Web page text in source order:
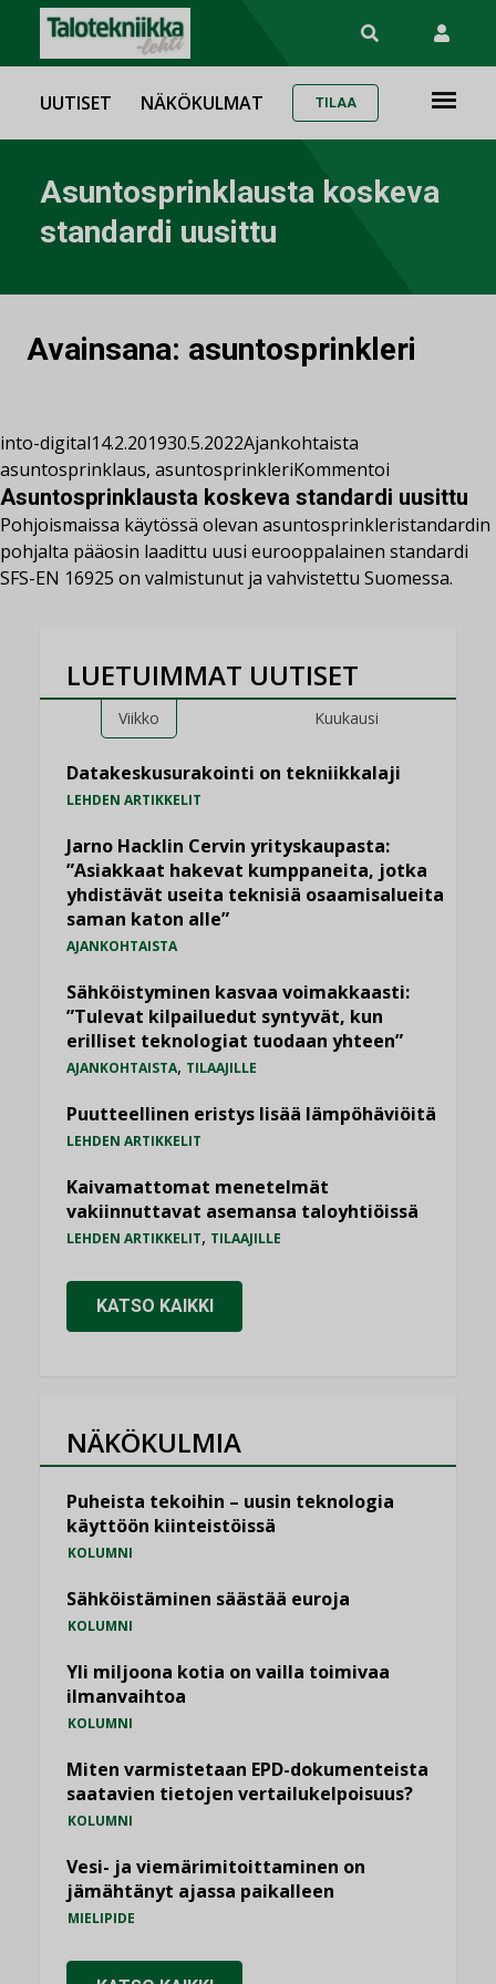
UUTISET NÄKÖKULMAT TILAA
Asuntosprinklausta koskeva
standardi uusittu
Avainsana: asuntosprinkleri
into-digital14.2.201930.5.2022Ajankohtaista
asuntosprinklaus, asuntosprinkleriKommentoi
Asuntosprinklausta koskeva standardi uusittu
Pohjoismaissa käytössä olevan asuntosprinkleristandardin
pohjalta pääosin laadittu uusi eurooppalainen standardi
SFS-EN 16925 on valmistunut ja vahvistettu Suomessa.
LUETUIMMAT UUTISET
Viikko Kuukausi
Datakeskusurakointi on tekniikkalaji
LEHDEN ARTIKKELIT
Jarno Hacklin Cervin yrityskaupasta:
”Asiakkaat hakevat kumppaneita, jotka
yhdistävät useita teknisiä osaamisalueita
saman katon alle”
AJANKOHTAISTA
Sähköistyminen kasvaa voimakkaasti:
”Tulevat kilpailuedut syntyvät, kun
erilliset teknologiat tuodaan yhteen”
AJANKOHTAISTA, TILAAJILLE
Puutteellinen eristys lisää lämpöhäviöitä
LEHDEN ARTIKKELIT
Kaivamattomat menetelmät
vakiinnuttavat asemansa taloyhtiöissä
LEHDEN ARTIKKELIT, TILAAJILLE
KATSO KAIKKI
NÄKÖKULMIA
Puheista tekoihin – uusin teknologia
käyttöön kiinteistöissä
KOLUMNI
Sähköistäminen säästää euroja
KOLUMNI
Yli miljoona kotia on vailla toimivaa
ilmanvaihtoa
KOLUMNI
Miten varmistetaan EPD-dokumenteista
saatavien tietojen vertailukelpoisuus?
KOLUMNI
Vesi- ja viemärimitoittaminen on
jämähtänyt ajassa paikalleen
MIELIPIDE